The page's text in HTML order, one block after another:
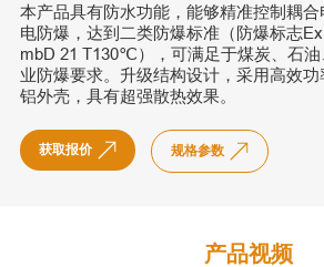
本产品具有防水功能，能够精准控制耦
电防爆，达到二类防爆标准（防爆标志
mbD 21 T130℃），可满足于煤炭、石
业防爆要求。升级结构设计，采用高效
铝外壳，具有超强散热效果。
获取报价 规格参数
产品视频